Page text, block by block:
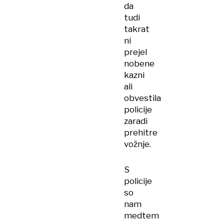
da
tudi
takrat
ni
prejel
nobene
kazni
ali
obvestila
policije
zaradi
prehitre
vožnje.
S
policije
so
nam
medtem